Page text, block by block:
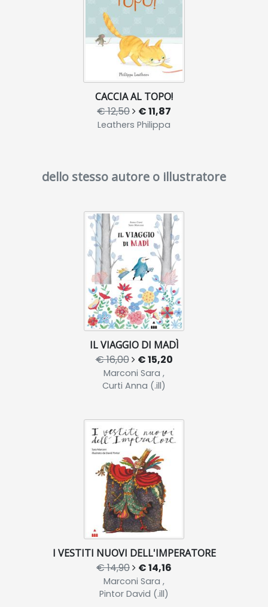
CACCIA AL TOPO!
€ 12,50 € 11,87
Leathers Philippa
dello stesso autore o illustratore
IL VIAGGIO DI MADÌ
€ 16,00 € 15,20
Marconi Sara ,
Curti Anna (.ill)
I VESTITI NUOVI DELL'IMPERATORE
€ 14,90 € 14,16
Marconi Sara ,
Pintor David (.ill)